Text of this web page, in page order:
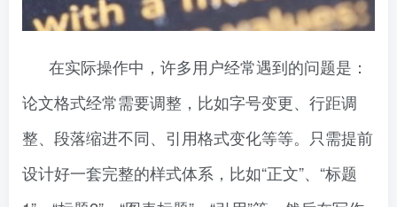
在实际操作中，许多用户经常遇到的问题是：
论文格式经常需要调整，比如字号变更、行距调
整、段落缩进不同、引用格式变化等等。只需提前
设计好一套完整的样式体系，比如“正文”、“标题